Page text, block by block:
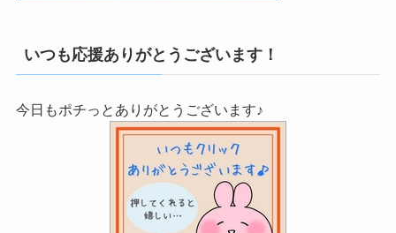
いつも応援ありがとうございます！
今日もポチっとありがとうございます♪